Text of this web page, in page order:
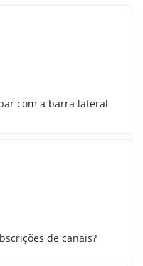
com a barra lateral
de canais?